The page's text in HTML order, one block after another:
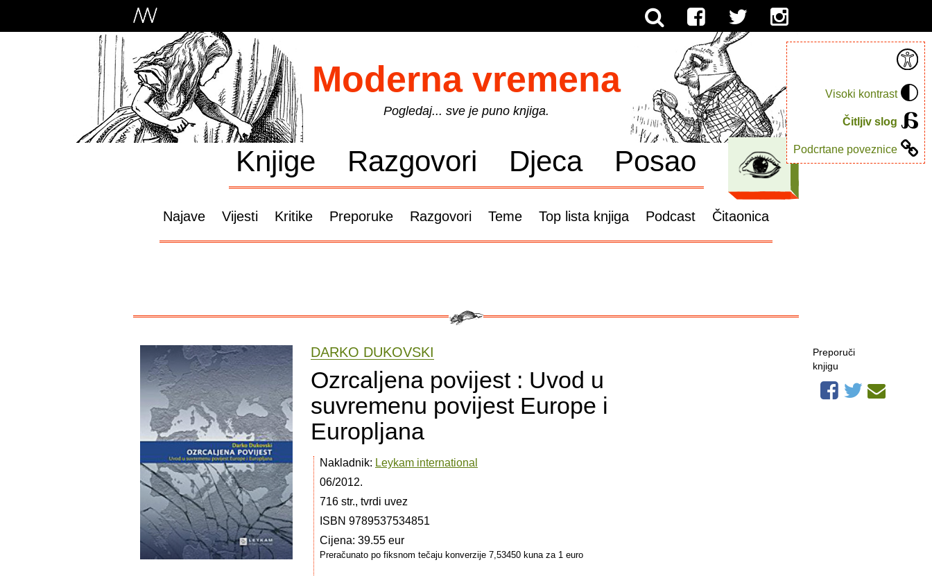
Visoki kontrast
Čitljiv slog
Podcrtane poveznice
Moderna vremena
Pogledaj... sve je puno knjiga.
Knjige Razgovori Djeca Posao
Najave Vijesti Kritike Preporuke Razgovori Teme Top lista knjiga Podcast Čitaonica
DARKO DUKOVSKI
Ozrcaljena povijest : Uvod u
suvremenu povijest Europe i
Europljana
Nakladnik: Leykam international
06/2012.
716 str., tvrdi uvez
ISBN 9789537534851
Cijena: 39.55 eur
Preračunato po fiksnom tečaju konverzije 7,53450 kuna za 1 euro
Preporuči
knjigu